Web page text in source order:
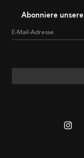
Abonniere
E-Mail-Adresse